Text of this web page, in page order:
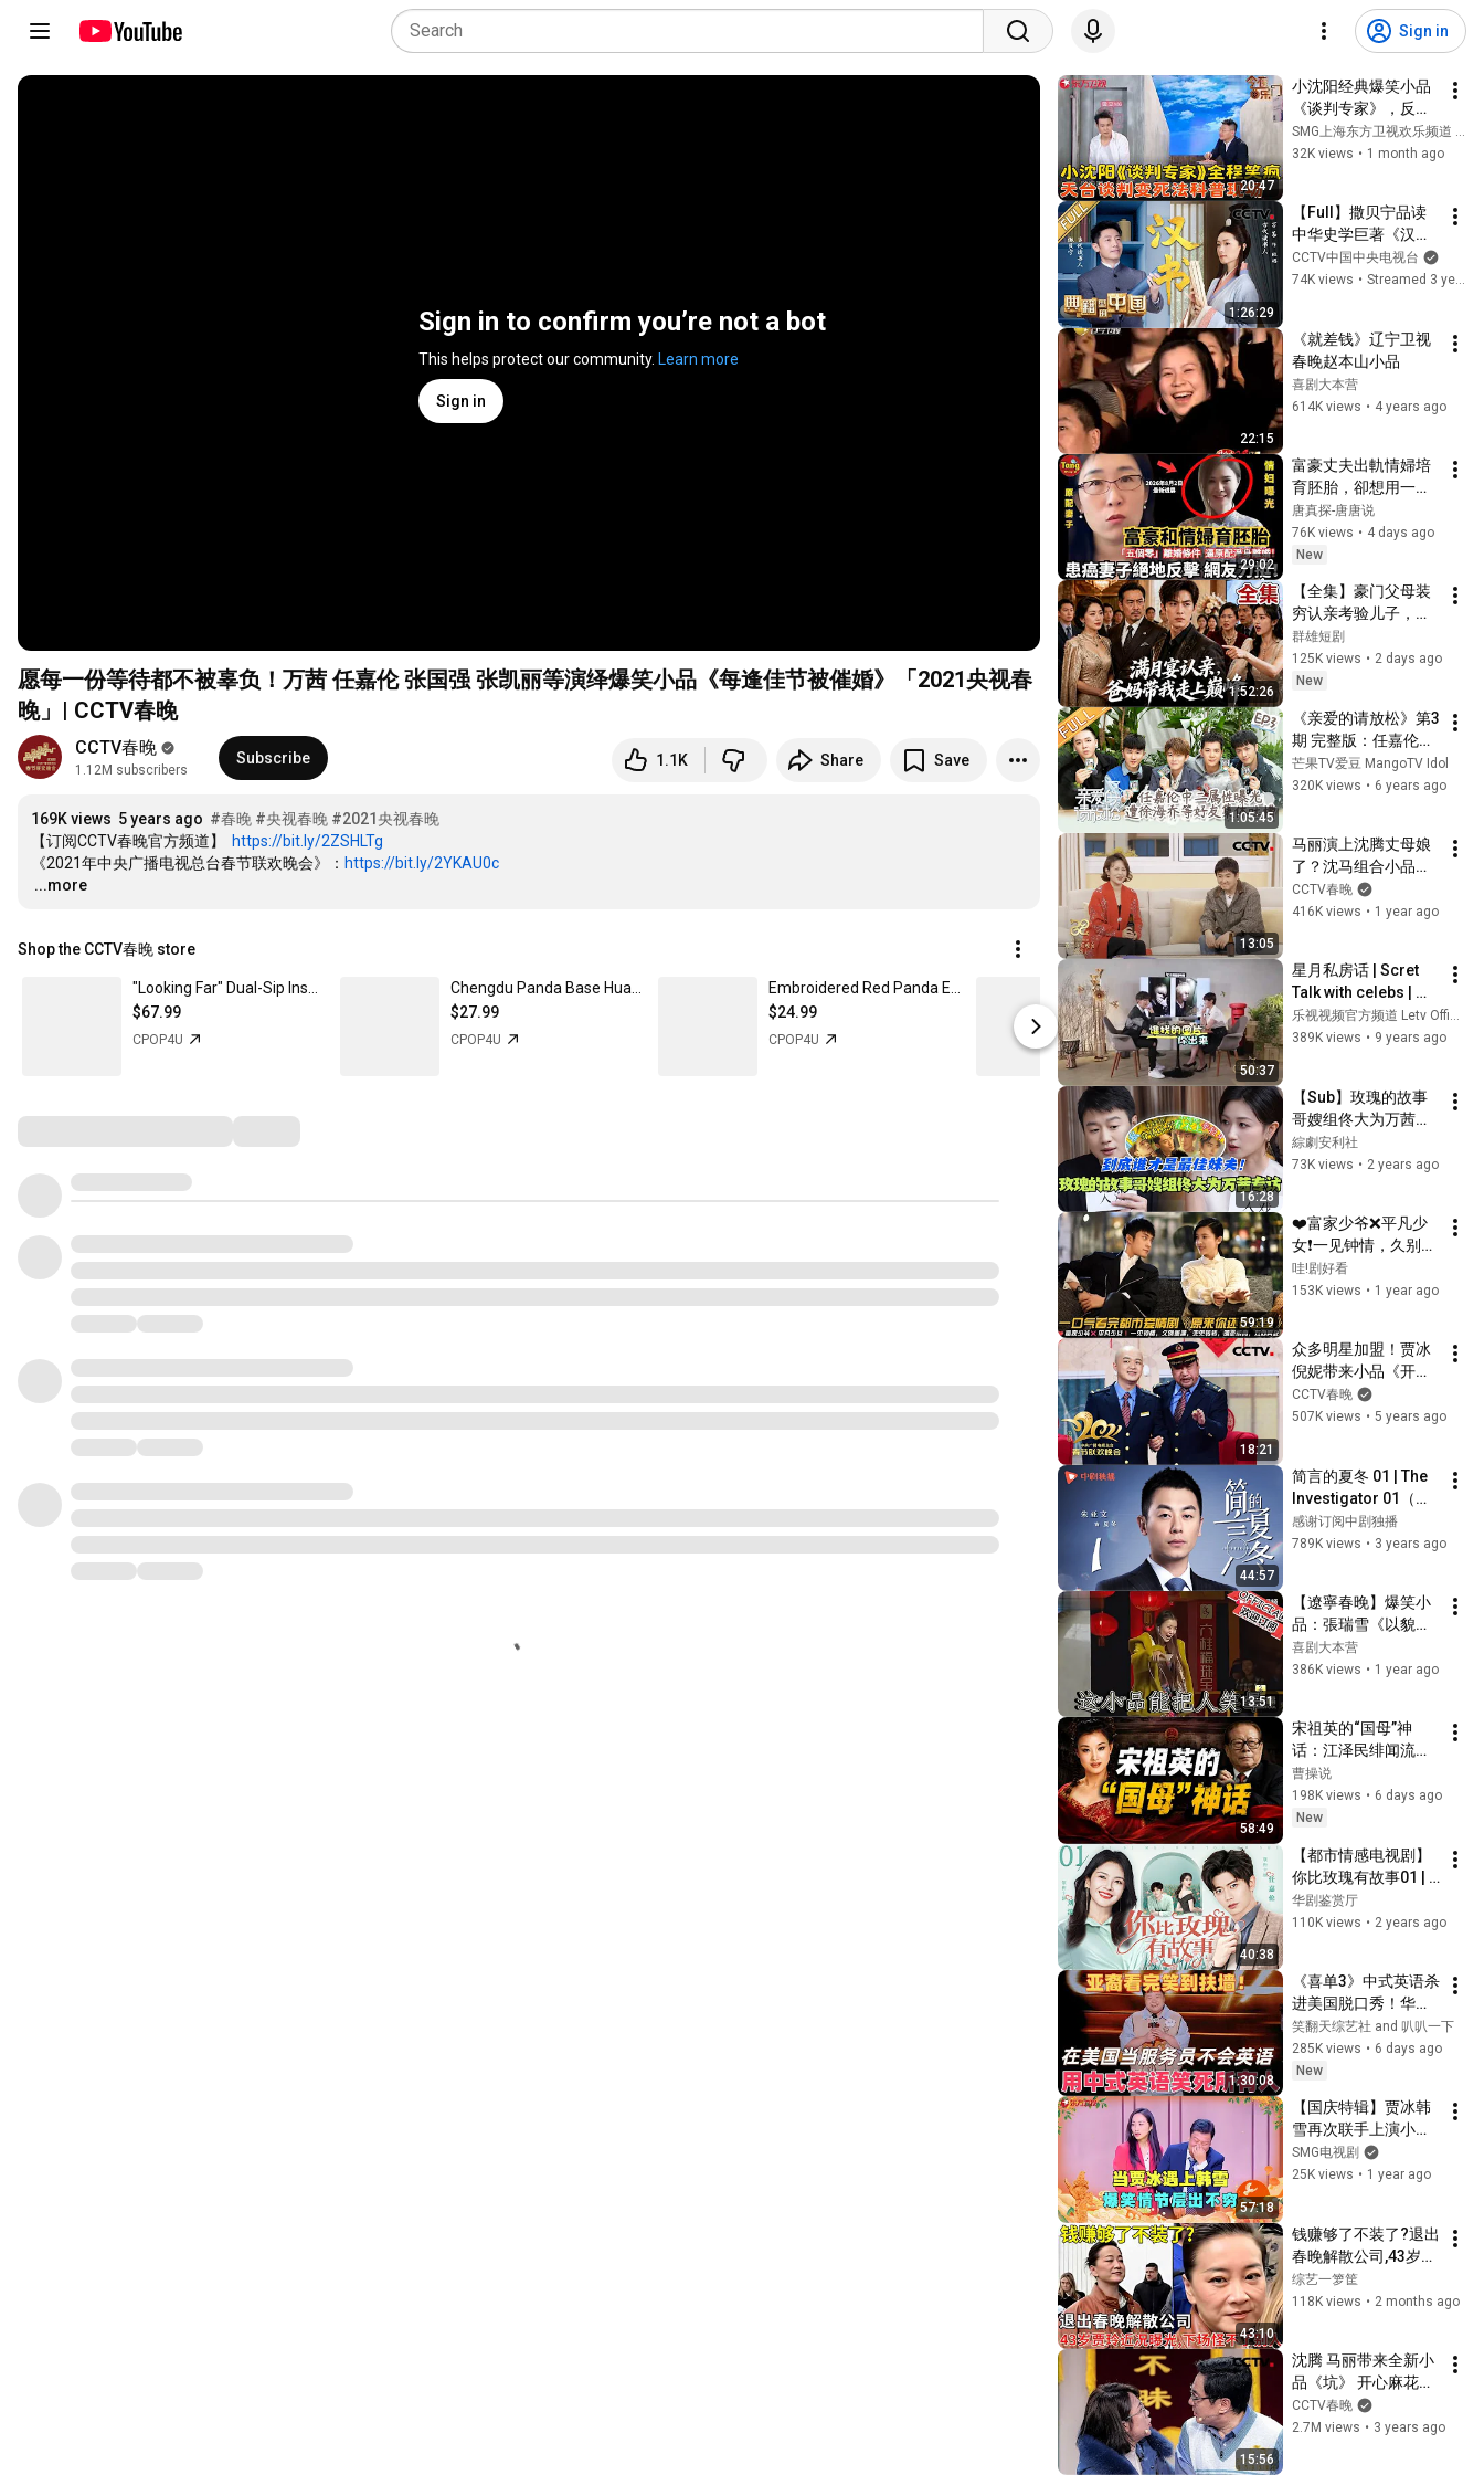
Sign in
Sign in to confirm you’re not a bot
This helps protect our community. Learn more
Sign in
愿每一份等待都不被辜负！万茜 任嘉伦 张国强 张凯丽等演绎爆笑小品《每逢佳节被催婚》「2021央视春
晚」| CCTV春晚
CCTV春晚
1.12M subscribers
Subscribe 1.1K Share Save
169K views 5 years ago #春晚​ #央视春晚​ #2021央视春晚
【订阅CCTV春晚官方频道】
https://bit.ly/2ZSHLTg
《2021年中央广播电视总台春节联欢晚会》： https://bit.ly/2YKAU0c
…
...more
Shop the CCTV春晚 store
$67.99
CPOP4U
$27.99
CPOP4U
$24.99
CPOP4U
Giant Panda Fun Plush Hat
$46.99
CPOP4U
$28.99
CPOP4U
20:47
小沈阳经典爆笑小品
《谈判专家》，反转
密集笑点拉满，百看
不厌的喜剧佳作！#
SMG上海东方卫视欢乐频道 SMG Entertainment Channel
32K views • 1 month ago
1:26:29
【Full】撒贝宁品读
中华史学巨著《汉
书》万茜演绎女史学
家班昭的修撰传奇 |
20221028
CCTV中国中央电视台
74K views • Streamed 3 years ago
22:15
《就差钱》辽宁卫视
春晚赵本山小品
喜剧大本营
614K views • 4 years ago
29:02
富豪丈夫出軌情婦培
育胚胎，卻想用一紙
「五個零」離婚，把
患癌妻子和女兒趕出
家門！一場原配保衛
網熱議！#调查#事件
#真相
@TangtangSay
唐真探-唐唐说
76K views • 4 days ago
New
1:52:26
【全集】豪门父母装
穷认亲考验儿子，却
被儿媳一家嘲讽！身
份曝光后全家震惊，
儿子竟是集团唯一继
原谅，他却不再妥
协！
群雄短剧
125K views • 2 days ago
New
1:05:45
《亲爱的请放松》第3
期 完整版：任嘉伦中
二属性曝光 遭徐海乔
等好友集体吐槽
芒果TV爱豆 MangoTV Idol
320K views • 6 years ago
13:05
马丽演上沈腾丈母娘
了？沈马组合小品
《金龟婿》再现扶不
扶讹人现场「2025央
CCTV春晚
416K views • 1 year ago
50:37
星月私房话 | Scret
Talk with celebs |
20170413 | 任嘉
伦：“上位”男一不只
乐视视频官方频道 Letv Official Channel
389K views • 9 years ago
16:28
【Sub】玫瑰的故事
哥嫂组佟大为万茜专
访！彭冠英林更新霍
建华谁才是国民哥哥
事 #刘亦菲 #林更新
#林一 #彭冠英 #综艺
#霍建华
綜劇安利社
73K views • 2 years ago
59:19
❤️富家少爷❌平凡少
女❗一见钟情，久别重
逢，兜兜转转，暗恋
成真，双向奔赴❗一口
#甜宠剧 #爱情剧 #韩
东君 #杨子姗
哇!剧好看
153K views • 1 year ago
18:21
众多明星加盟！贾冰
倪妮带来小品《开往
春天的幸福》 向爱出
发！「2021央视春
CCTV春晚
507K views • 5 years ago
44:57
简言的夏冬 01 | The
Investigator 01（朱
亚文、万茜、张萌、
袁文康 领衔主演）
感谢订阅中剧独播
789K views • 3 years ago
13:51
【遼寧春晚】爆笑小
品：張瑞雪《以貌取
人》，這小品能把人
笑暈
喜剧大本营
386K views • 1 year ago
58:49
宋祖英的“国母”神
话：江泽民绯闻流传
30年的真相
曹操说
198K views • 6 days ago
New
40:38
【都市情感电视剧】
你比玫瑰有故事01 |
女强人遭遇职场陷
害，遇真命天子相
涛、《流水迢迢》任
嘉伦）
华剧鉴赏厅
110K views • 2 years ago
1:30:08
《喜单3》中式英语杀
进美国脱口秀！华裔
服务员不会英语，靠
口音把全场笑疯了！
#喜剧之王单口季 #
#funny #综艺
笑翻天综艺社 and 叭叭一下
285K views • 6 days ago
New
57:18
【国庆特辑】贾冰韩
雪再次联手上演小
品，扮演夫妻，爆笑
情节层出不穷！ #贾
SMG电视剧
25K views • 1 year ago
43:10
钱赚够了不装了?退出
春晚解散公司,43岁贾
玲近况曝光,下场怪不
了别人【那些年】
综艺一箩筐
118K views • 2 months ago
15:56
沈腾 马丽带来全新小
品《坑》 开心麻花众
成员爆笑上阵！
「2023央视春晚」|
CCTV春晚
2.7M views • 3 years ago